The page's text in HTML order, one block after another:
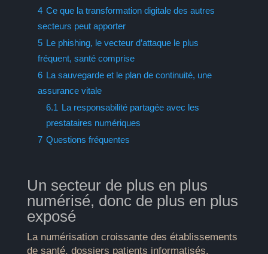
4 Ce que la transformation digitale des autres
secteurs peut apporter
5 Le phishing, le vecteur d’attaque le plus
fréquent, santé comprise
6 La sauvegarde et le plan de continuité, une
assurance vitale
6.1 La responsabilité partagée avec les
prestataires numériques
7 Questions fréquentes
Un secteur de plus en plus
numérisé, donc de plus en plus
exposé
La numérisation croissante des établissements
de santé, dossiers patients informatisés,